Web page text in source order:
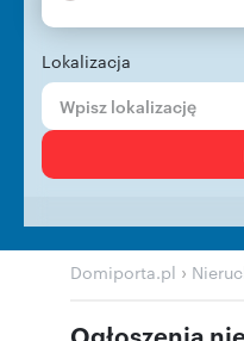
Lokalizacja
Domiporta.pl ›